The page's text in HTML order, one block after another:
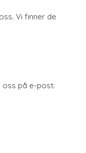
Vi finner de
oss på e-post: